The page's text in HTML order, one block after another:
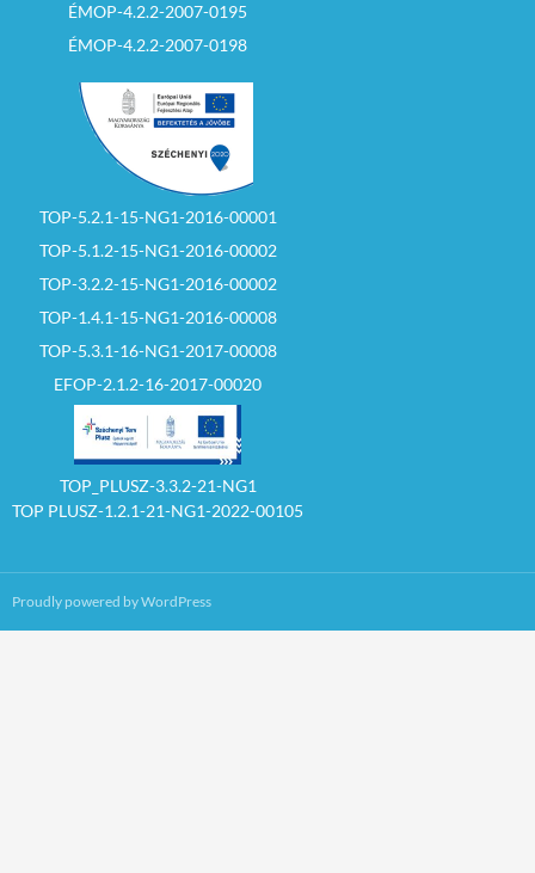
ÉMOP-4.2.2-2007-0195
ÉMOP-4.2.2-2007-0198
TOP-5.2.1-15-NG1-2016-00001
TOP-5.1.2-15-NG1-2016-00002
TOP-3.2.2-15-NG1-2016-00002
TOP-1.4.1-15-NG1-2016-00008
TOP-5.3.1-16-NG1-2017-00008
EFOP-2.1.2-16-2017-00020
TOP_PLUSZ-3.3.2-21-NG1
TOP PLUSZ-1.2.1-21-NG1-2022-00105
Proudly powered by WordPress